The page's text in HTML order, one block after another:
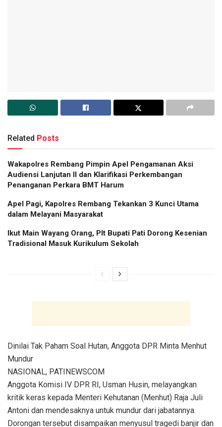
Related Posts
Wakapolres Rembang Pimpin Apel Pengamanan Aksi
Audiensi Lanjutan II dan Klarifikasi Perkembangan
Penanganan Perkara BMT Harum
Apel Pagi, Kapolres Rembang Tekankan 3 Kunci Utama
dalam Melayani Masyarakat
Ikut Main Wayang Orang, Plt Bupati Pati Dorong Kesenian
Tradisional Masuk Kurikulum Sekolah
Dinilai Tak Paham Soal Hutan, Anggota DPR Minta Menhut
Mundur
NASIONAL, PATINEWSCOM
Anggota Komisi IV DPR RI, Usman Husin, melayangkan
kritik keras kepada Menteri Kehutanan (Menhut) Raja Juli
Antoni dan mendesaknya untuk mundur dari jabatannya.
Dorongan tersebut disampaikan menyusul tragedi banjir dan